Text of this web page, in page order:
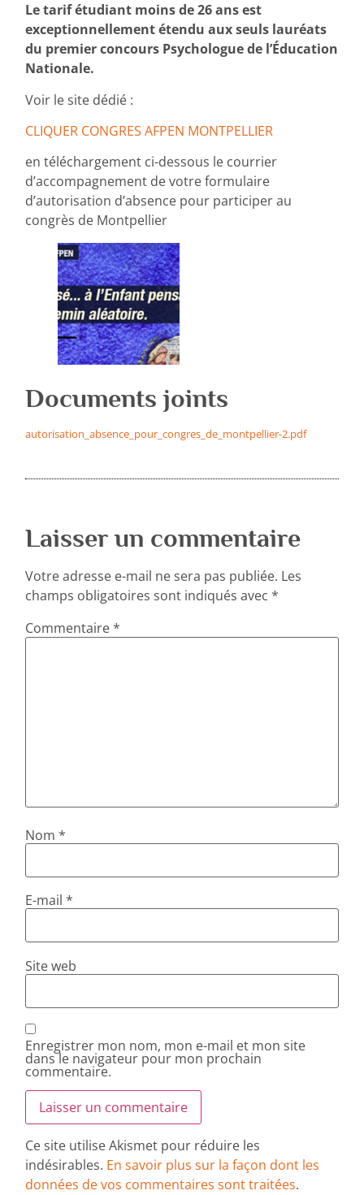
Le tarif étudiant moins de 26 ans est
exceptionnellement étendu aux seuls lauréats
du premier concours Psychologue de l’Éducation
Nationale.
Voir le site dédié :
CLIQUER CONGRES AFPEN MONTPELLIER
en téléchargement ci-dessous le courrier
d’accompagnement de votre formulaire
d’autorisation d’absence pour participer au
congrès de Montpellier
Documents joints
autorisation_absence_pour_congres_de_montpellier-2.pdf
Laisser un commentaire
Votre adresse e-mail ne sera pas publiée. Les
champs obligatoires sont indiqués avec*
Commentaire*
Nom*
E-mail*
Site web
Enregistrer mon nom, mon e-mail et mon site
dans le navigateur pour mon prochain
commentaire.
Ce site utilise Akismet pour réduire les
indésirables. En savoir plus sur la façon dont les
données de vos commentaires sont traitées.